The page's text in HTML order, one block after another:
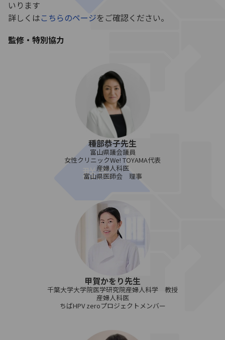
いります
詳しくはこちらのページをご確認ください。
監修・特別協力
種部恭子先生
富山県議会議員
女性クリニックWe! TOYAMA代表
産婦人科医
富山県医師会 理事
甲賀かをり先生
千葉大学大学院医学研究院産婦人科学 教授
産婦人科医
ちばHPV zeroプロジェクトメンバー